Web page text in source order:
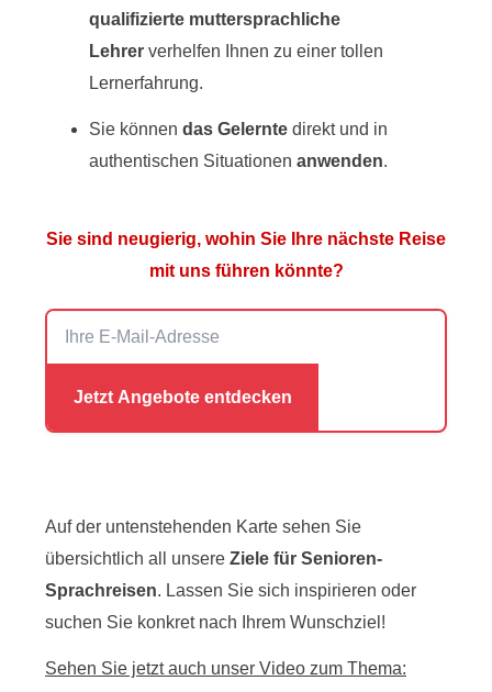
qualifizierte muttersprachliche
Lehrer verhelfen Ihnen zu einer tollen
Lernerfahrung.
Sie können das Gelernte direkt und in
authentischen Situationen anwenden.
Sie sind neugierig, wohin Sie Ihre nächste Reise
mit uns führen könnte?
Auf der untenstehenden Karte sehen Sie
übersichtlich all unsere Ziele für Senioren-
Sprachreisen. Lassen Sie sich inspirieren oder
suchen Sie konkret nach Ihrem Wunschziel!
Sehen Sie jetzt auch unser Video zum Thema: